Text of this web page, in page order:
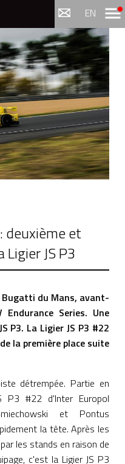
EN Menu
deuxième et
JS P3
du Mans, avant-
Series. Une
P3. La Ligier JS P3 #22
la première place suite
détrempée. Partie en
P3 #22 d'Inter Europol
et Pontus
la tête. Après les
les stands en raison de
c'est la Ligier JS P3